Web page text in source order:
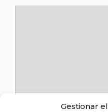
Gestionar el